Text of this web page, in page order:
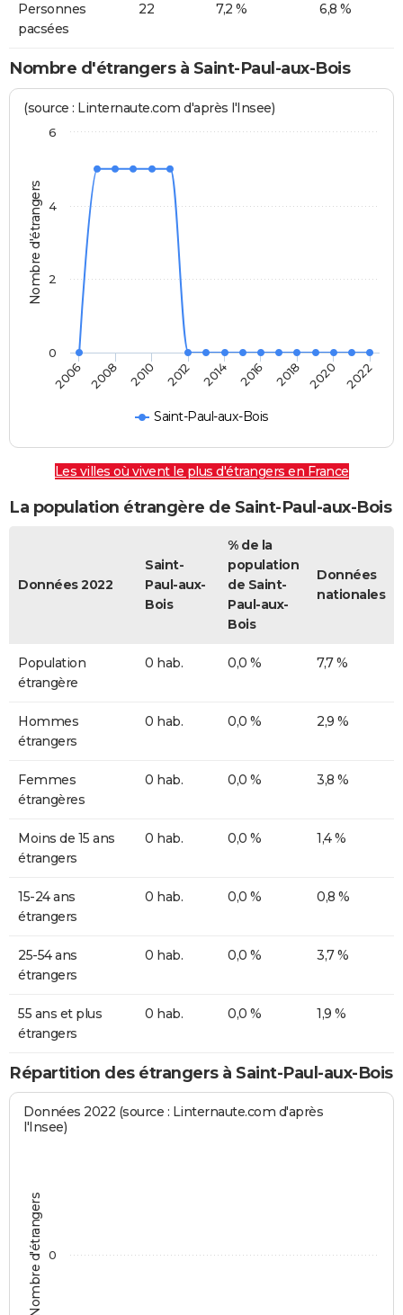
Personnes
pacsées
22 7,2 % 6,8 %
Nombre d'étrangers à Saint-Paul-aux-Bois
Nombre d'étrangers
(source : Linternaute.com d'après l'Insee)
Saint-Paul-aux-Bois
2006 2008 2010 2012 2014 2016 2018 2020 2022
0
2
4
6
Les villes où vivent le plus d'étrangers en France
La population étrangère de Saint-Paul-aux-Bois
Données 2022
Saint-
Paul-aux-
Bois
% de la
population
de Saint-
Paul-aux-
Bois
Données
nationales
Population
étrangère
0 hab. 0,0 % 7,7 %
Hommes
étrangers
0 hab. 0,0 % 2,9 %
Femmes
étrangères
0 hab. 0,0 % 3,8 %
Moins de 15 ans
étrangers
0 hab. 0,0 % 1,4 %
15-24 ans
étrangers
0 hab. 0,0 % 0,8 %
25-54 ans
étrangers
0 hab. 0,0 % 3,7 %
55 ans et plus
étrangers
0 hab. 0,0 % 1,9 %
Répartition des étrangers à Saint-Paul-aux-Bois
Nombre d'étrangers
Données 2022 (source : Linternaute.com d'après
l'Insee)
0